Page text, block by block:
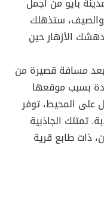
ستذهلك
الأزهار حين
مسافة قصيرة من
بسبب موقعها
على المحيط، توفر
تمتلك الجاذبية
ذات طابع قرية